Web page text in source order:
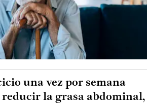
una vez por semana
reducir la grasa abdominal,